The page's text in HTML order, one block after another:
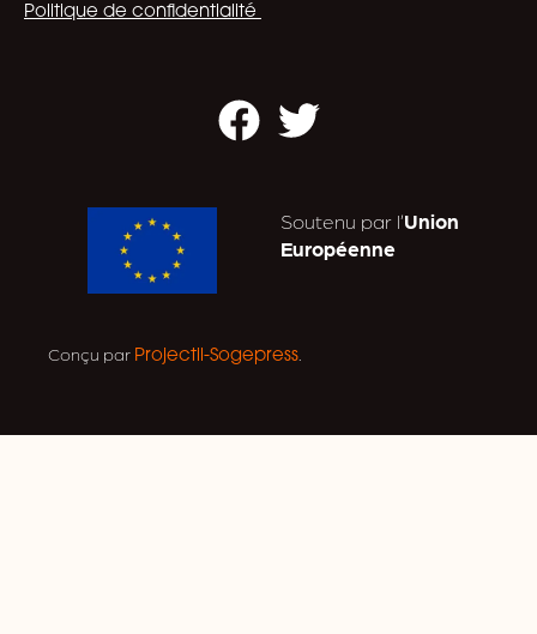
Politique de confidentialité
Facebook
Twitter
Soutenu par l’Union
Européenne
Conçu par Projectil-Sogepress